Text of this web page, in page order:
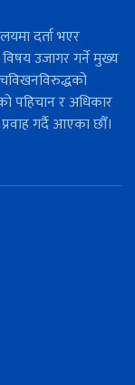
दर्ता भएर
उजागर गर्ने मुख्य
पहिचान र अधिकार
गर्दै आएका छौँ।